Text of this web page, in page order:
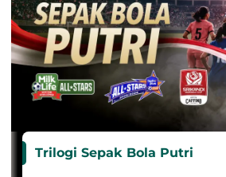
Trilogi Sepak Bola Putri